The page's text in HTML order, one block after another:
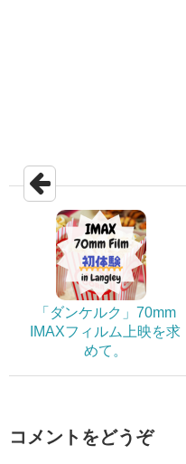
「ダンケルク」70mm
IMAXフィルム上映を求
めて。
コメントをどうぞ